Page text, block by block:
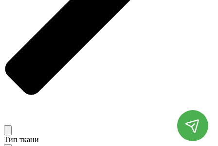
Тип ткани